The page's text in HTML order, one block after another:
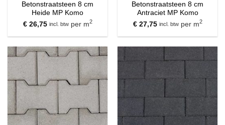
Betonstraatsteen 8 cm
Heide MP Komo
€26,75 incl. btwper m2
Betonstraatsteen 8 cm
Antraciet MP Komo
€27,75 incl. btwper m2